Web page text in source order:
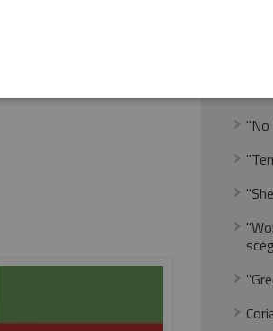
perfetta per chi
della competizione.
"No